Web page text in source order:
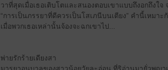
วาที่สุดเมื่อเธอเติบโตและสนองตอบเขาแบบถึงอกถึง
“การเป็นภรรยาที่ดีควรเป็นโสเภนีบนเตียง” คำนี้เหม
เมื่อพวกเธอเหล่านั้นจ้องจะฉกเขาไป...
พ่ายรักร้ายเดียงสา